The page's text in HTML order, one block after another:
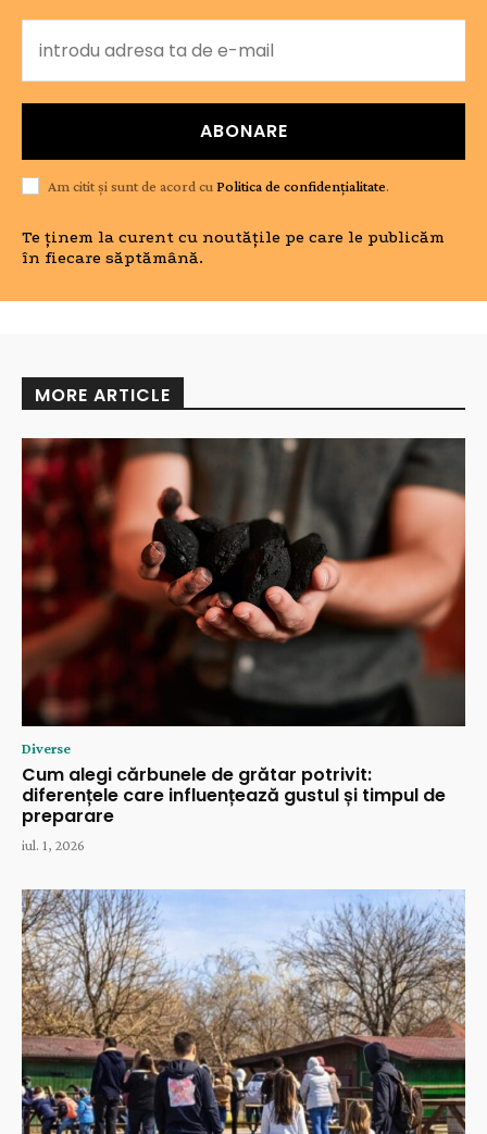
ABONARE
Am citit și sunt de acord cu Politica de confidențialitate.
Te ținem la curent cu noutățile pe care le publicăm
în fiecare săptămână.
MORE ARTICLE
Diverse
Cum alegi cărbunele de grătar potrivit:
diferențele care influențează gustul și timpul de
preparare
iul. 1, 2026